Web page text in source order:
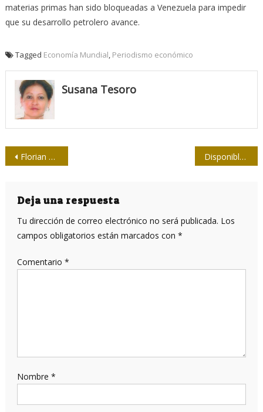
materias primas han sido bloqueadas a Venezuela para impedir
que su desarrollo petrolero avance.
Tagged Economía Mundial Periodismo económico
Susana Tesoro
Navegación
entradas
Florian Krammer: Creo que China será la primera en tener una vacuna contra el nuevo coronavirus Disponible en formato digital la Colección Facticia de Emilio Roig de Leuchsenring
Deja una respuesta
Tu dirección de correo electrónico no será publicada. Los
campos obligatorios están marcados con *
Comentario *
Nombre *